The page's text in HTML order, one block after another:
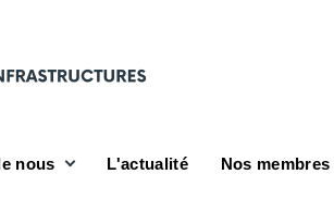
nous L'actualité Nos membres